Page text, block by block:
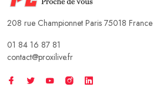
208 rue Championnet Paris 75018 France
01 84 16 87 81
contact@proxilive.fr